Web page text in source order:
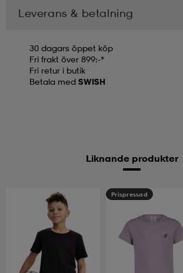
Leverans & betalning
30 dagars öppet köp
Fri frakt över 899:-*
Fri retur i butik
Betala med SWISH
Liknande produkter
Prispressad